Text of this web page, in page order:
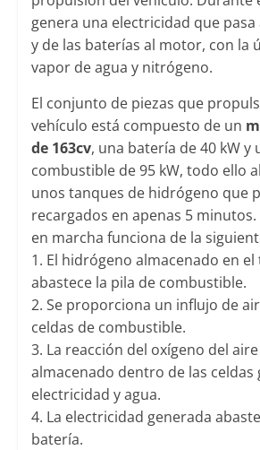
genera una electricidad que
y de las baterías al motor, con la
vapor de agua y nitrógeno.
El conjunto de piezas que
vehículo está compuesto de un
de 163cv, una batería de 40 kW y
combustible de 95 kW, todo ello
unos tanques de hidrógeno que
recargados en apenas 5
en marcha funciona de la
1. El hidrógeno almacenado en
abastece la pila de combustible.
2. Se proporciona un influjo de
celdas de combustible.
3. La reacción del oxígeno del
almacenado dentro de las celdas
electricidad y agua.
4. La electricidad generada
batería.